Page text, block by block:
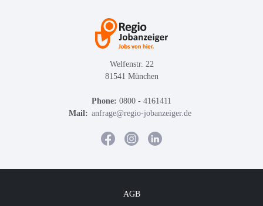
Welfenstr. 22
81541 München
Phone: 0800 - 4161411
Mail: anfrage@regio-jobanzeiger.de
AGB